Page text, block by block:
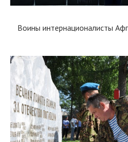
Воины интернационалисты